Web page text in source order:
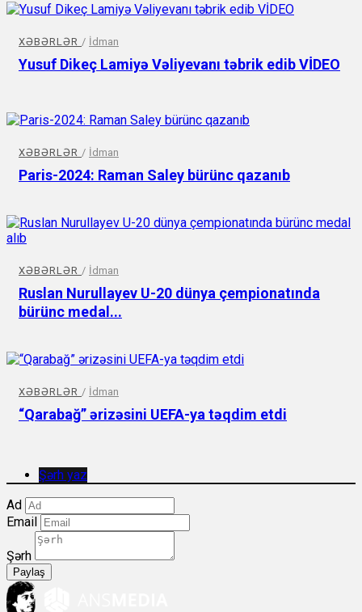
XƏBƏRLƏR / İdman
Yusuf Dikeç Lamiyə Vəliyevanı təbrik edib VİDEO
XƏBƏRLƏR / İdman
Paris-2024: Raman Saley bürünc qazanıb
XƏBƏRLƏR / İdman
Ruslan Nurullayev U-20 dünya çempionatında
bürünc medal...
XƏBƏRLƏR / İdman
“Qarabağ” ərizəsini UEFA-ya təqdim etdi
Şərh yaz
Ad
Email
Şərh
Paylaş